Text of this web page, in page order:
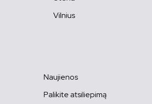
Vilnius
Naujienos
Palikite atsiliepimą